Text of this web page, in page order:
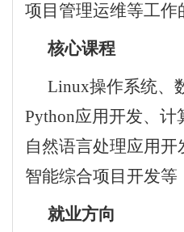
项目管理运维等工作
核心课程
Linux操作系统、
Python应用开发、计
自然语言处理应用
智能综合项目开发等
就业方向